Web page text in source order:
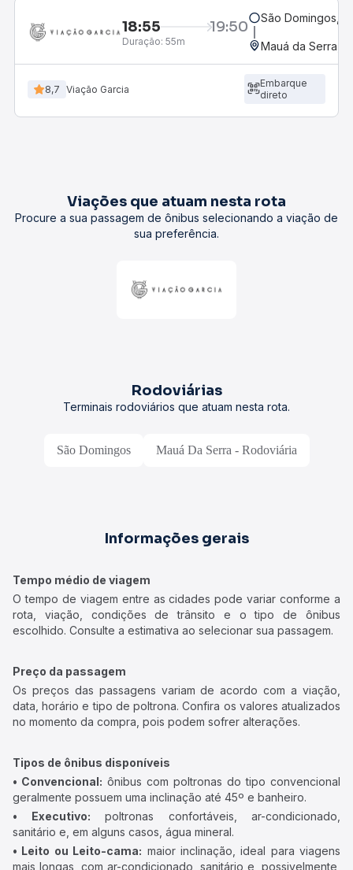
18:55 19:50
Duração: 55m
São Domingos,
Mauá da Serra,
8,7 Viação Garcia
Embarque
direto
Viações que atuam nesta rota
Procure a sua passagem de ônibus selecionando a viação de
sua preferência.
Rodoviárias
Terminais rodoviários que atuam nesta rota.
São Domingos Mauá Da Serra - Rodoviária
Informações gerais
Tempo médio de viagem
O tempo de viagem entre as cidades pode variar conforme a
rota, viação, condições de trânsito e o tipo de ônibus
escolhido. Consulte a estimativa ao selecionar sua passagem.
Preço da passagem
Os preços das passagens variam de acordo com a viação,
data, horário e tipo de poltrona. Confira os valores atualizados
no momento da compra, pois podem sofrer alterações.
Tipos de ônibus disponíveis
• Convencional: ônibus com poltronas do tipo convencional
geralmente possuem uma inclinação até 45º e banheiro.
• Executivo: poltronas confortáveis, ar-condicionado,
sanitário e, em alguns casos, água mineral.
• Leito ou Leito-cama: maior inclinação, ideal para viagens
mais longas, com ar-condicionado, sanitário e, possivelmente,